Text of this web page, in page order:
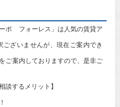
ポ フォーレス」は人気の賃貸ア
ございませんが、現在ご案内でき
ご案内しておりますので、是非ご
談するメリット】